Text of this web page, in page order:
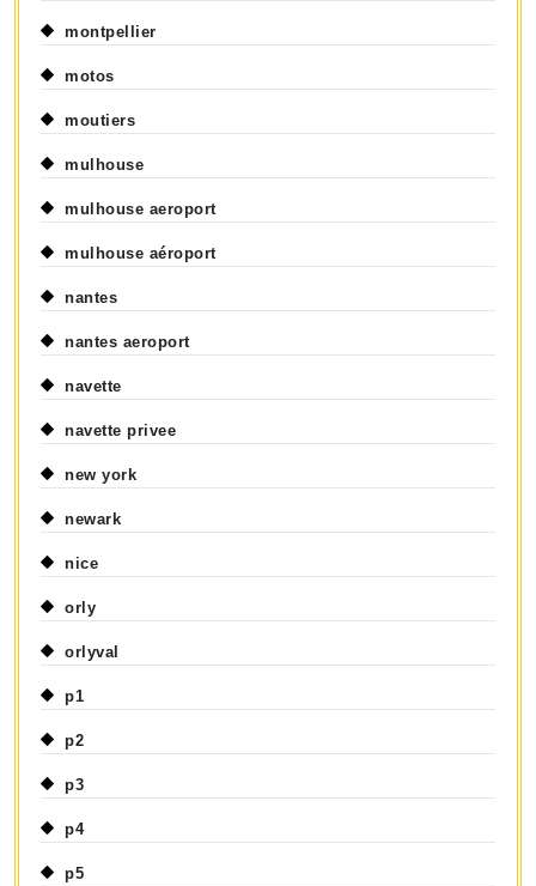
montpellier
motos
moutiers
mulhouse
mulhouse aeroport
mulhouse aéroport
nantes
nantes aeroport
navette
navette privee
new york
newark
nice
orly
orlyval
p1
p2
p3
p4
p5